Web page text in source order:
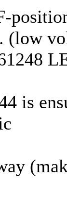
(low
is